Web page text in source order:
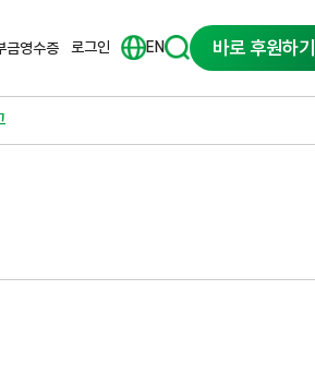
금영수증 로그인 EN 바로 후원하기